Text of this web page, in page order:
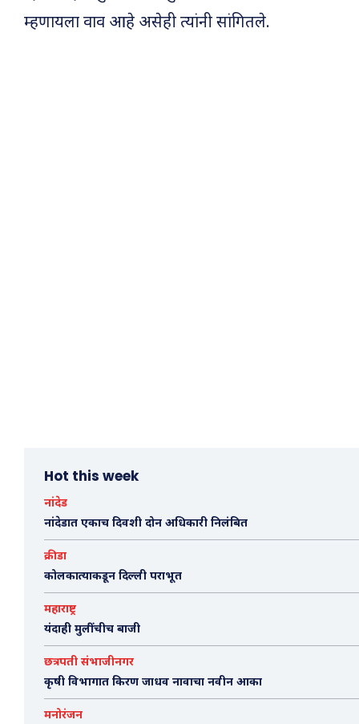
म्हणायला वाव आहे असेही त्यांनी सांगितले.
Hot this week
नांदेड
नांदेडात एकाच दिवशी दोन अधिकारी निलंबित
क्रीडा
कोलकात्याकडून दिल्ली पराभूत
महाराष्ट्र
यंदाही मुलींचीच बाजी
छत्रपती संभाजीनगर
कृषी विभागात किरण जाधव नावाचा नवीन आका
मनोरंजन